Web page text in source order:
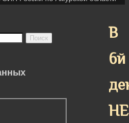
В
6й
Поиск